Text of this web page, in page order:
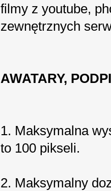
filmy z youtube,
zewnętrznych
AWATARY,
1. Maksymalna
to 100 pikseli.
2. Maksymalny